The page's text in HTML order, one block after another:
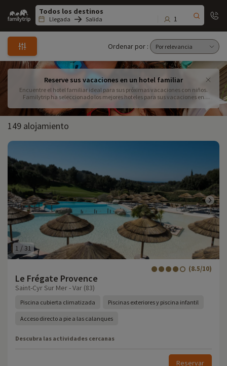
Family
trip
Llegada Salida 1
Ordenar por :
Reserve sus vacaciones en un hotel familiar
Encuentre el hotel familiar ideal para sus próximas vacaciones con niños.
Familytrip ha seleccionado los mejores hoteles para sus vacaciones en
cordial... No busque más, ¡lo ha encontrado!
149 alojamiento
1 /31
Le Frégate Provence
(8.5/10)
Saint-Cyr Sur Mer - Var (83)
Piscina cubierta climatizada Piscinas exteriores y piscina infantil
Acceso directo a pie a las calanques
Descubra las actividades cercanas
Reservar